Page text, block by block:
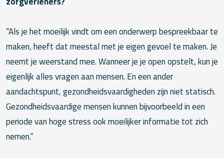
“Als je het moeilijk vindt om een onderwerp bespreekbaar te
maken, heeft dat meestal met je eigen gevoel te maken. Je
neemt je weerstand mee. Wanneer je je open opstelt, kun je
eigenlijk alles vragen aan mensen. En een ander
aandachtspunt, gezondheidsvaardigheden zijn niet statisch.
Gezondheidsvaardige mensen kunnen bijvoorbeeld in een
periode van hoge stress ook moeilijker informatie tot zich
nemen.”